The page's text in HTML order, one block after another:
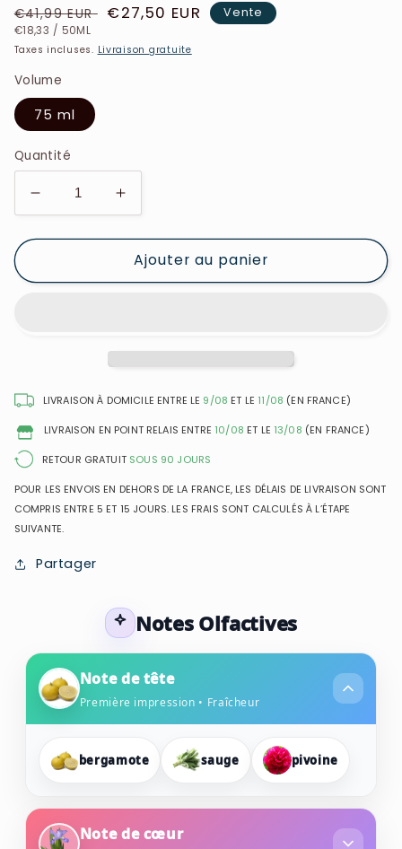
Prix
habituel
€41,99 EUR
Prix
€27,50 EUR
PRIX
€18,33 / PAR
50ML
Vente
Taxes incluses. Livraison gratuite
Volume
75 ml
Quantité
Réduire
la
quantité
Guess
de
pour
femme
Augmenter
la
quantité
de
Guess
de
pour
femme
Ajouter au panier
LIVRAISON À DOMICILE ENTRE LE 9/08 ET LE 11/08 (EN FRANCE)
LIVRAISON EN POINT RELAIS ENTRE 10/08 ET LE 13/08 (EN FRANCE)
RETOUR GRATUIT SOUS 90 JOURS
POUR LES ENVOIS EN DEHORS DE LA FRANCE, LES DÉLAIS DE LIVRAISON SONT
COMPRIS ENTRE 5 ET 15 JOURS. LES FRAIS SONT CALCULÉS À L’ÉTAPE
SUIVANTE.
Partager
Notes Olfactives
Note de tête
Première impression • Fraîcheur
bergamote sauge pivoine
Note de cœur